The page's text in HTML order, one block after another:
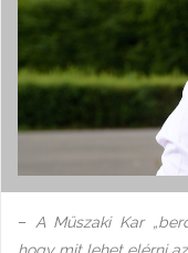
– A Műszaki Kar
hogy mit lehet elérni